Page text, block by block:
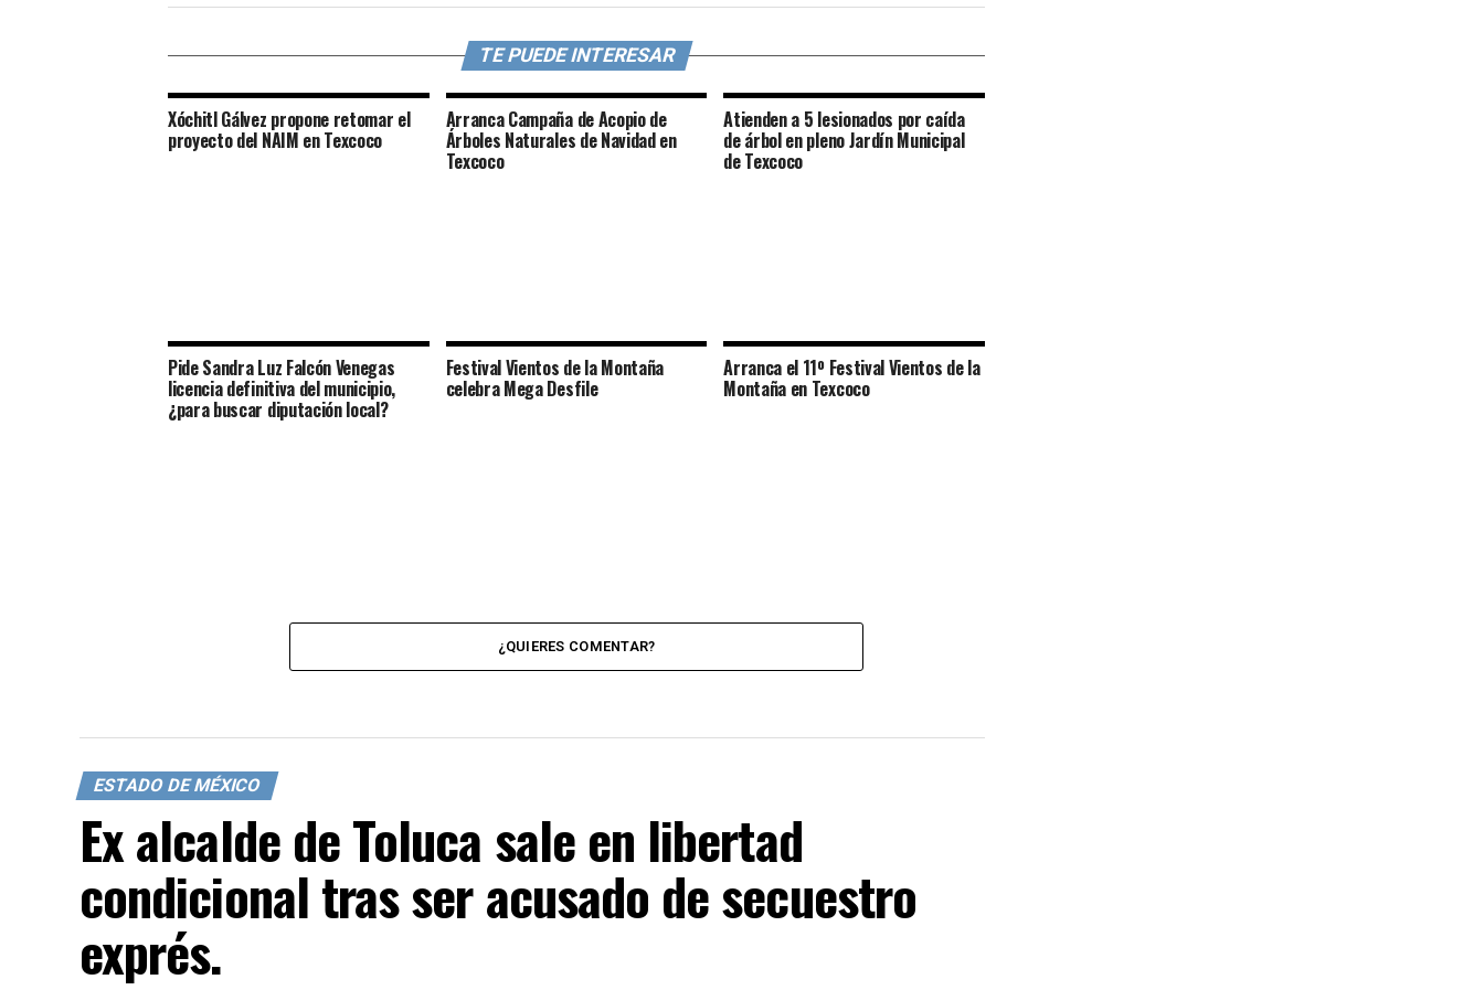
TE PUEDE INTERESAR
Xóchitl Gálvez propone retomar el
proyecto del NAIM en Texcoco
Arranca Campaña de Acopio de
Árboles Naturales de Navidad en
Texcoco
Atienden a 5 lesionados por caída
de árbol en pleno Jardín Municipal
de Texcoco
Pide Sandra Luz Falcón Venegas
licencia definitiva del municipio,
¿para buscar diputación local?
Festival Vientos de la Montaña
celebra Mega Desfile
Arranca el 11º Festival Vientos de la
Montaña en Texcoco
¿QUIERES COMENTAR?
ESTADO DE MÉXICO
Ex alcalde de Toluca sale en libertad
condicional tras ser acusado de secuestro
exprés.